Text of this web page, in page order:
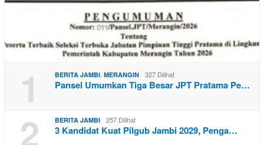
1 BERITA JAMBI MERANGIN 327 Dilihat
Pansel Umumkan Tiga Besar JPT Pratama Pe…
2 BERITA JAMBI 257 Dilihat
3 Kandidat Kuat Pilgub Jambi 2029, Penga…